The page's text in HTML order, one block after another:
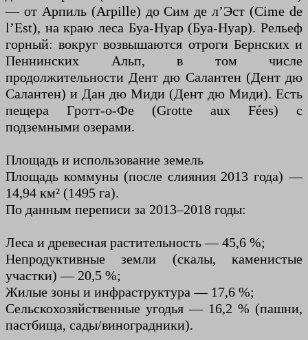
— от Арпиль (Arpille) до Сим де л’Эст (Cime de
l’Est), на краю леса Буа-Нуар (Буа-Нуар). Рельеф
горный: вокруг возвышаются отроги Бернских и
Пеннинских Альп, в том числе
продолжительности Дент дю Салантен (Дент дю
Салантен) и Дан дю Миди (Дент дю Миди). Есть
пещера Гротт-о-Фе (Grotte aux Fées) с
подземными озерами.
Площадь и использование земель
Площадь коммуны (после слияния 2013 года) —
14,94 км² (1495 га).
По данным переписи за 2013–2018 годы:
Леса и древесная растительность — 45,6 %;
Непродуктивные земли (скалы, каменистые
участки) — 20,5 %;
Жилые зоны и инфраструктура — 17,6 %;
Сельскохозяйственные угодья — 16,2 % (пашни,
пастбища, сады/виноградники).